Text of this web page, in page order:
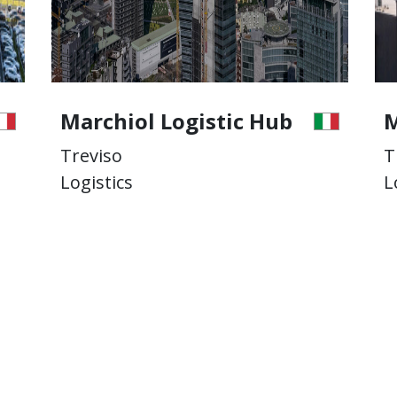
Marchiol Logistic Hub
Treviso
Logistics